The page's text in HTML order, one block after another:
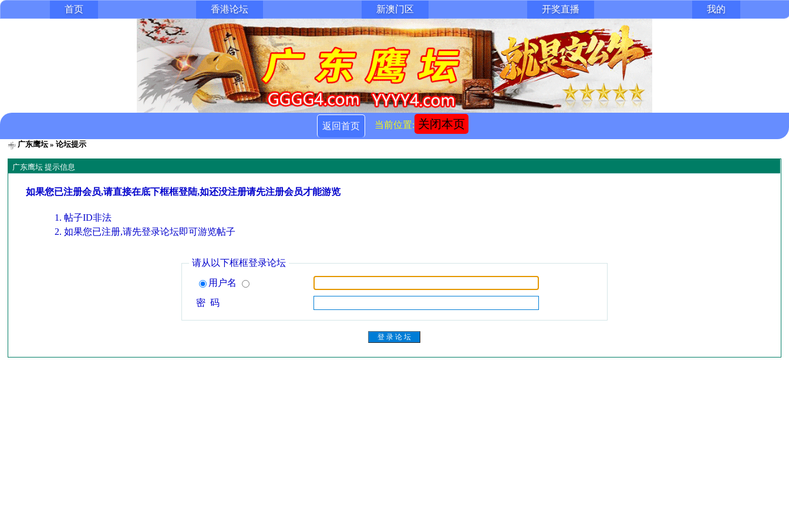
首页 香港论坛 新澳门区 开奖直播 我的
返回首页 当前位置: 关闭本页
广东鹰坛» 论坛提示
广东鹰坛 提示信息
如果您已注册会员,请直接在底下框框登陆,如还没注册请先注册会员才能游览
帖子ID非法
如果您已注册,请先登录论坛即可游览帖子
请从以下框框登录论坛
用户名
密 码